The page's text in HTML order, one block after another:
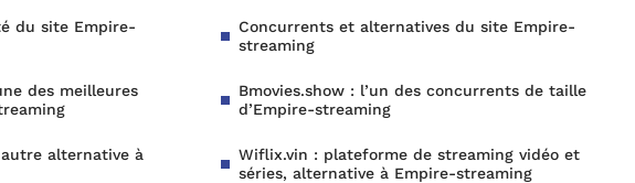
du site Empire-
Concurrents et alternatives du site Empire-
streaming
des meilleures
Bmovies.show : l’un des concurrents de taille
d’Empire-streaming
alternative à
Wiflix.vin : plateforme de streaming vidéo et
séries, alternative à Empire-streaming